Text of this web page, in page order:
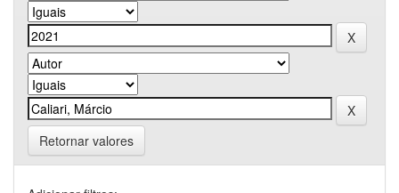
Retornar valores